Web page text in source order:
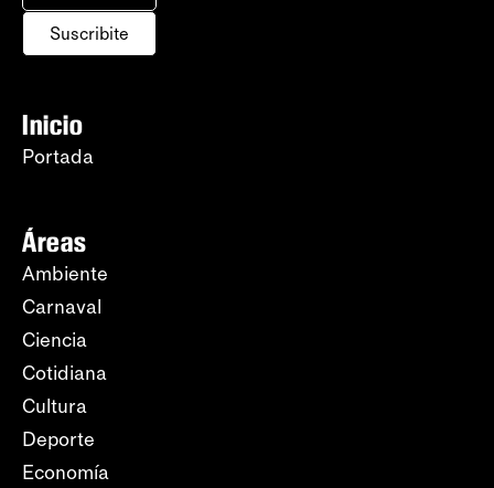
Suscribite
Inicio
Portada
Áreas
Ambiente
Carnaval
Ciencia
Cotidiana
Cultura
Deporte
Economía